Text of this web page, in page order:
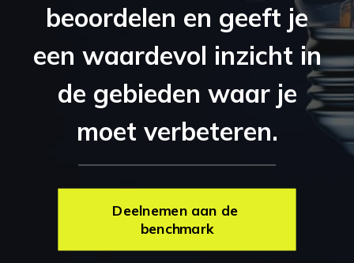
beoordelen en geeft je
een waardevol inzicht in
de gebieden waar je
moet verbeteren.
Deelnemen aan de
benchmark